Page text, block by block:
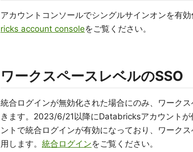
アカウントコンソールでシングルサインオンを有効
ricks account consoleをご覧ください。
ワークスペースレベルのSSO
統合ログインが無効化された場合にのみ、ワーク
きます。2023/6/21以降にDatabricksアカウントが
ントで統合ログインが有効になっており、ワーク
用します。 統合ログインをご覧ください。